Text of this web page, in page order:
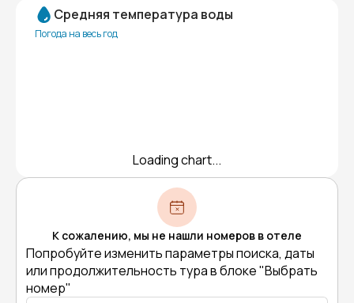
Средняя температура воды
Погода на весь год
Loading chart...
К сожалению, мы не нашли номеров в отеле
Попробуйте изменить параметры поиска, даты
или продолжительность тура в блоке "Выбрать
номер"